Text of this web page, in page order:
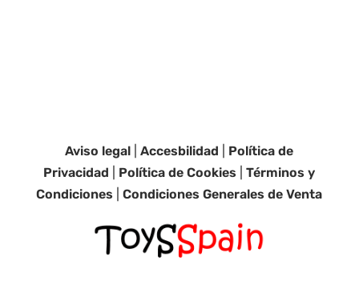
Aviso legal |Accesbilidad
Política de
Privacidad
Política de Cookies |Términos y
Condiciones |Condiciones Generales de Venta